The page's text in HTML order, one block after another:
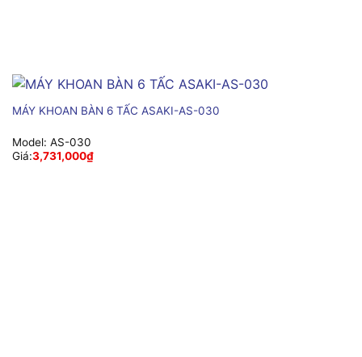
MÁY KHOAN BÀN 6 TẤC ASAKI-AS-030
Model: AS-030
Giá:3,731,000₫